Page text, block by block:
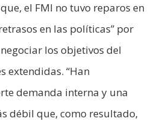
el FMI no tuvo reparos en
en las políticas” por
los objetivos del
extendidas. “Han
demanda interna y una
débil que, como resultado,